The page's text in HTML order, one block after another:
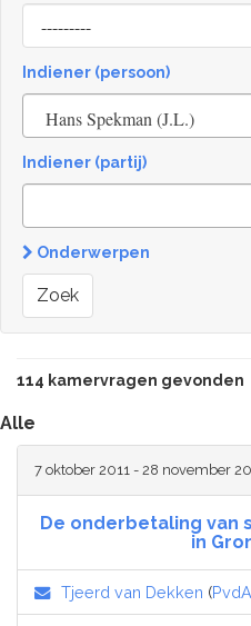
[invalid
name]
Indiener (persoon)
Hans Spekman (J.L.)
Indiener (partij)
Onderwerpen
Zoek
114 kamervragen gevonden
Alle
7 oktober 2011 - 28 november
De onderbetaling van
in
Tjeerd van Dekken (PvdA